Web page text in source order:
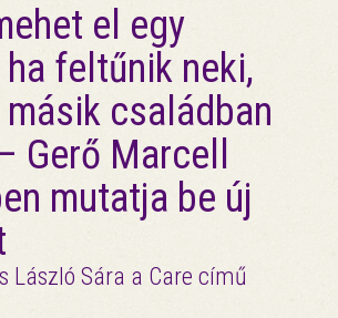
el egy
feltűnik neki,
másik családban
Gerő Marcell
mutatja be új
László Sára a Care című